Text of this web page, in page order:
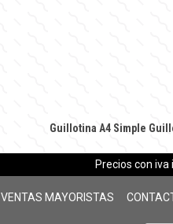
Guillotina A4 Simple
Precios con iva
VENTAS MAYORISTAS